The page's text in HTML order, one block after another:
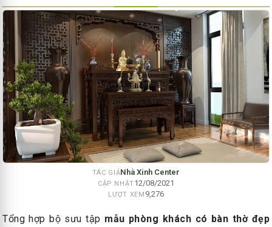
a
n
TÁC GIẢNhà Xinh Center
CẬP NHẬT12/08/2021
LƯỢT XEM 9,276
Tổng hợp bộ sưu tập mẫu phòng khách có bàn thờ đẹp